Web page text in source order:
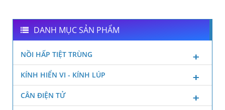
DANH MỤC SẢN PHẨM
NỒI HẤP TIỆT TRÙNG
KÍNH HIỂN VI - KÍNH LÚP
CÂN ĐIỆN TỬ